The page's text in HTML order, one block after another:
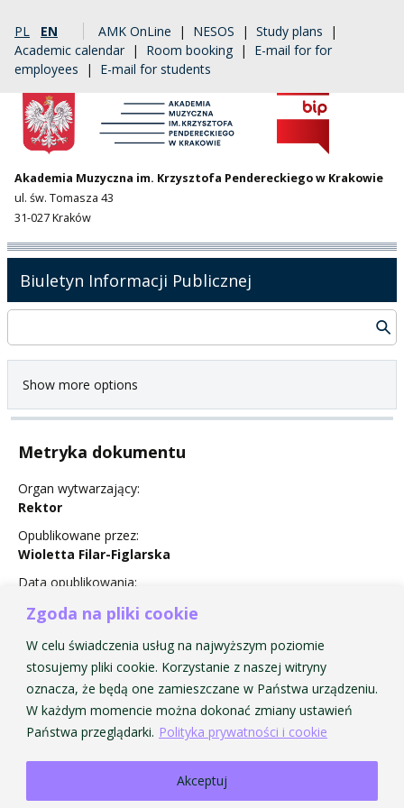
Zgoda na pliki cookie
W celu świadczenia usług na najwyższym poziomie
stosujemy pliki cookie. Korzystanie z naszej witryny
oznacza, że będą one zamieszczane w Państwa urządzeniu.
W każdym momencie można dokonać zmiany ustawień
Państwa przeglądarki. Polityka prywatności i cookie
Akceptuj
PL EN AMK OnLine | NESOS | Study plans |
Academic calendar | Room booking | E-mail for for
employees | E-mail for students
Akademia Muzyczna im. Krzysztofa Pendereckiego w Krakowie
ul. św. Tomasza 43
31-027 Kraków
Biuletyn Informacji Publicznej
Show more options
Metryka dokumentu
Organ wytwarzający:
Rektor
Opublikowane przez:
Wioletta Filar-Figlarska
Data opublikowania:
Nie obowiązuje
Strona Główna AMKP Strona Główna BIP